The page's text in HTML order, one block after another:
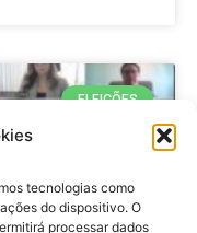
tecnologias como
do dispositivo. O
processar dados
ELEIÇÕES